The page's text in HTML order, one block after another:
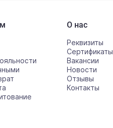
О нас
Реквизиты
Сертификаты
Вакансии
Новости
Отзывы
Контакты